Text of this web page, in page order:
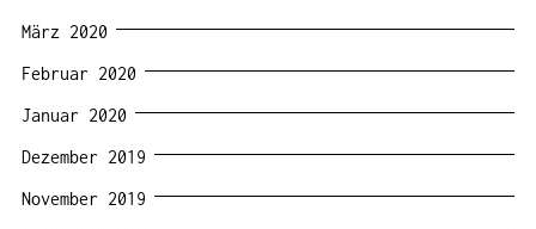
März 2020
Februar 2020
Januar 2020
Dezember 2019
November 2019